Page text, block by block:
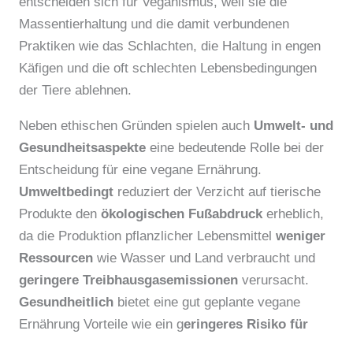
Massentierhaltung und die damit verbundenen
Praktiken wie das Schlachten, die Haltung in engen
Käfigen und die oft schlechten Lebensbedingungen
der Tiere ablehnen.
Neben ethischen Gründen spielen auch Umwelt- und
Gesundheitsaspekte eine bedeutende Rolle bei der
Entscheidung für eine vegane Ernährung.
Umweltbedingt reduziert der Verzicht auf tierische
Produkte den ökologischen Fußabdruck erheblich,
da die Produktion pflanzlicher Lebensmittel weniger
Ressourcen wie Wasser und Land verbraucht und
geringere Treibhausgasemissionen verursacht.
Gesundheitlich bietet eine gut geplante vegane
Ernährung Vorteile wie ein geringeres Risiko für